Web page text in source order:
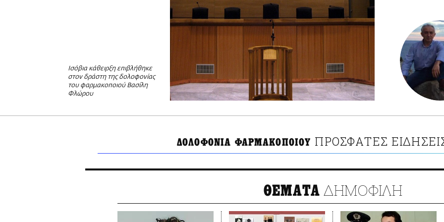
Ισόβια κάθειρξη επιβλήθηκε
στον δράστη της δολοφονίας
του φαρμακοποιού Βασίλη
Φλώρου
ΔΟΛΟΦΟΝΙΑ ΦΑΡΜΑΚΟΠΟΙΟΥ ΠΡΟΣΦΑΤΕΣ
ΘΕΜΑΤΑ ΔΗΜΟΦΙΛΗ